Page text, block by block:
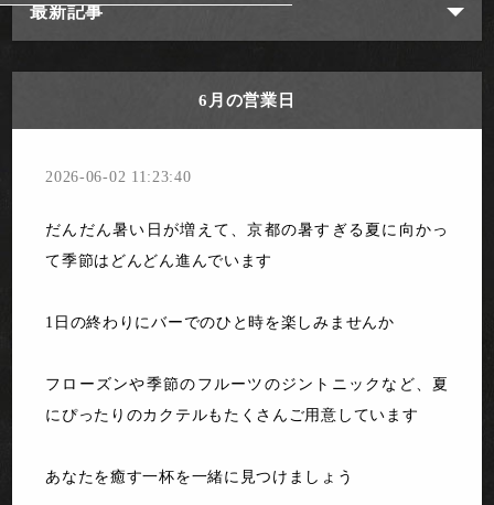
最新記事
6月の営業日
2026-06-02 11:23:40
だんだん暑い日が増えて、京都の暑すぎる夏に向かっ
て季節はどんどん進んでいます
1日の終わりにバーでのひと時を楽しみませんか
フローズンや季節のフルーツのジントニックなど、夏
にぴったりのカクテルもたくさんご用意しています
あなたを癒す一杯を一緒に見つけましょう